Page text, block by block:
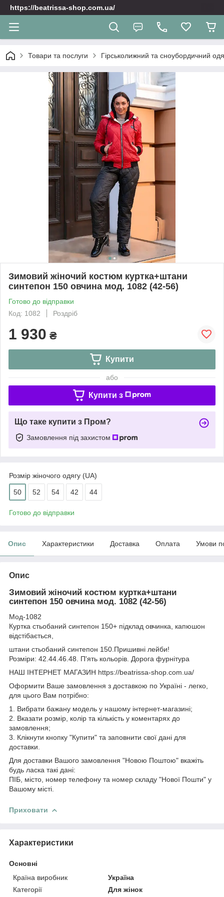
https://beatrissa-shop.com.ua/
Товари та послуги Гірськолижний та сноубордичний
Зимовий жіночий костюм куртка+штани
синтепон 150 овчина мод. 1082 (42-56)
Готово до відправки
Код: 1082
Роздріб
1 930 ₴
Купити
або
Купити з
Що таке купити з Пром?
Замовлення під захистом
Розмір жіночого одягу (UA)
50 52 54 42 44
Готово до відправки
Опис Характеристики Доставка Оплата Умови
Опис
Зимовий жіночий костюм куртка+штани
синтепон 150 овчина мод. 1082 (42-56)
Мод-1082
Куртка стьобаний синтепон 150+ підклад овчинка, капюшон
відстібається,
штани стьобаний синтепон 150.Пришивні лейби!
Розміри: 42.44.46.48. П'ять кольорів. Дорога фурнітура
НАШ ІНТЕРНЕТ МАГАЗИН https://beatrissa-shop.com.ua/
Оформити Ваше замовлення з доставкою по Україні - легко,
для цього Вам потрібно:
1. Вибрати бажану модель у нашому інтернет-магазині;
2. Вказати розмір, колір та кількість у коментарях до
замовлення;
3. Клікнути кнопку "Купити" та заповнити свої дані для
доставки.
Для доставки Вашого замовлення "Новою Поштою" вкажіть
будь ласка такі дані:
ПІБ, місто, номер телефону та номер складу "Нової Пошти" у
Вашому місті.
Приховати
Характеристики
Основні
Країна виробник
Україна
Категорії
Для жінок